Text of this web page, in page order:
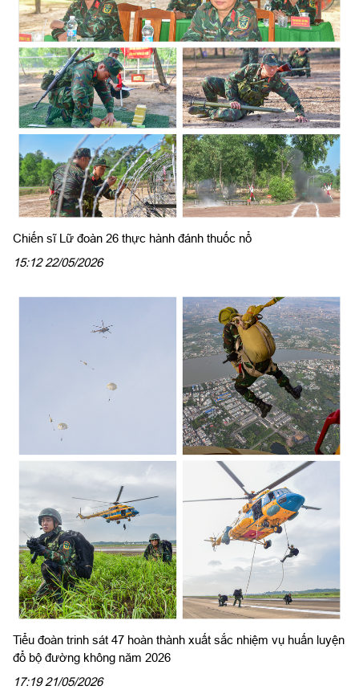
Chiến sĩ Lữ đoàn 26 thực hành đánh thuốc nổ
15:12 22/05/2026
Tiểu đoàn trinh sát 47 hoàn thành xuất sắc nhiệm vụ huấn luyện
đổ bộ đường không năm 2026
17:19 21/05/2026